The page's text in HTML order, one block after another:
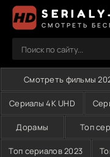
СМОТРЕТЬ
Смотреть фильмы
Сериалы 4K UHD
Дорамы Топ
Топ сериалов 2023